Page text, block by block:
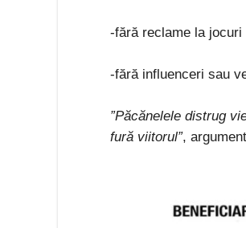
-fără reclame la
-fără influenceri sau
”Păcănelele distrug
fură viitorul”,